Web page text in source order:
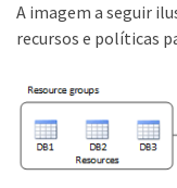
A imagem a seguir
recursos e políticas